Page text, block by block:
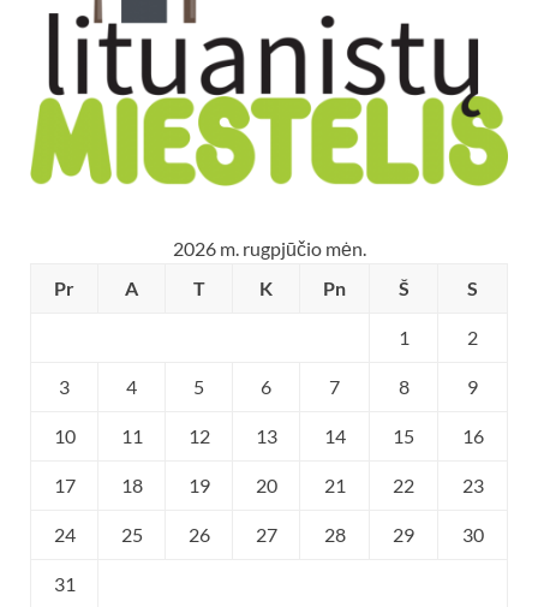
2026 m. rugpjūčio mėn.
Pr
A T K Pn Š S
1 2
3 4 5 6 7 8 9
10 11 12 13 14 15 16
17 18 19 20 21 22 23
24 25 26 27 28 29 30
31